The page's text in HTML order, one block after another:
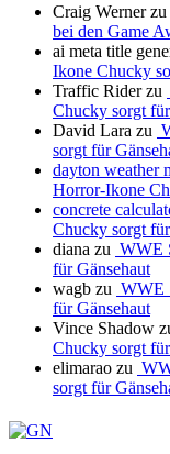
Craig Wernerzu
bei den Game
ai meta title
Ikone Chucky
Traffic Riderzu
Chucky sorgt
David Lara zu
sorgt für
dayton weather
Horror-Ikone
concrete
Chucky sorgt
diana zu WWE
für Gänsehaut
wagb zu WWE
für Gänsehaut
Vince Shadow
Chucky sorgt
elimarao zu
sorgt für